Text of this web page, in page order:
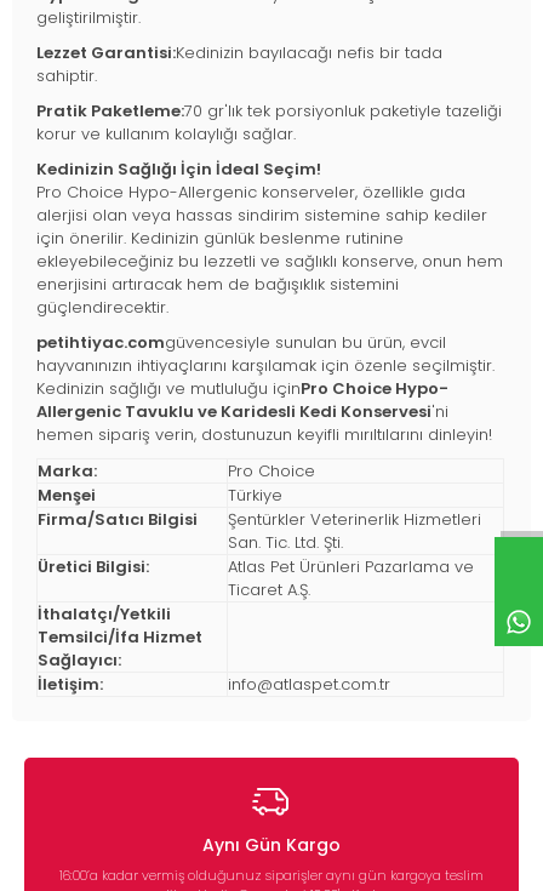
geliştirilmiştir.
Lezzet Garantisi:Kedinizin bayılacağı nefis bir tada
sahiptir.
Pratik Paketleme:70 gr'lık tek porsiyonluk paketiyle tazeliği
korur ve kullanım kolaylığı sağlar.
Kedinizin Sağlığı İçin İdeal Seçim!
Pro Choice Hypo-Allergenic konserveler, özellikle gıda
alerjisi olan veya hassas sindirim sistemine sahip kediler
için önerilir. Kedinizin günlük beslenme rutinine
ekleyebileceğiniz bu lezzetli ve sağlıklı konserve, onun hem
enerjisini artıracak hem de bağışıklık sistemini
güçlendirecektir.
petihtiyac.comgüvencesiyle sunulan bu ürün, evcil
hayvanınızın ihtiyaçlarını karşılamak için özenle seçilmiştir.
Kedinizin sağlığı ve mutluluğu içinPro Choice Hypo-
Allergenic Tavuklu ve Karidesli Kedi Konservesi'ni
hemen sipariş verin, dostunuzun keyifli mırıltılarını dinleyin!
Marka:
Pro Choice
Menşei
Türkiye
Firma/Satıcı Bilgisi
Şentürkler Veterinerlik Hizmetleri
San. Tic. Ltd. Şti.
Üretici Bilgisi:
Atlas Pet Ürünleri Pazarlama ve
Ticaret A.Ş.
İthalatçı/Yetkili
Temsilci/İfa Hizmet
Sağlayıcı:
İletişim:
info@atlaspet.com.tr
Aynı Gün Kargo
16:00’a kadar vermiş olduğunuz siparişler aynı gün kargoya teslim